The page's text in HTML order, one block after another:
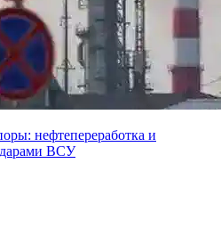
нефтепереработка и
ВСУ